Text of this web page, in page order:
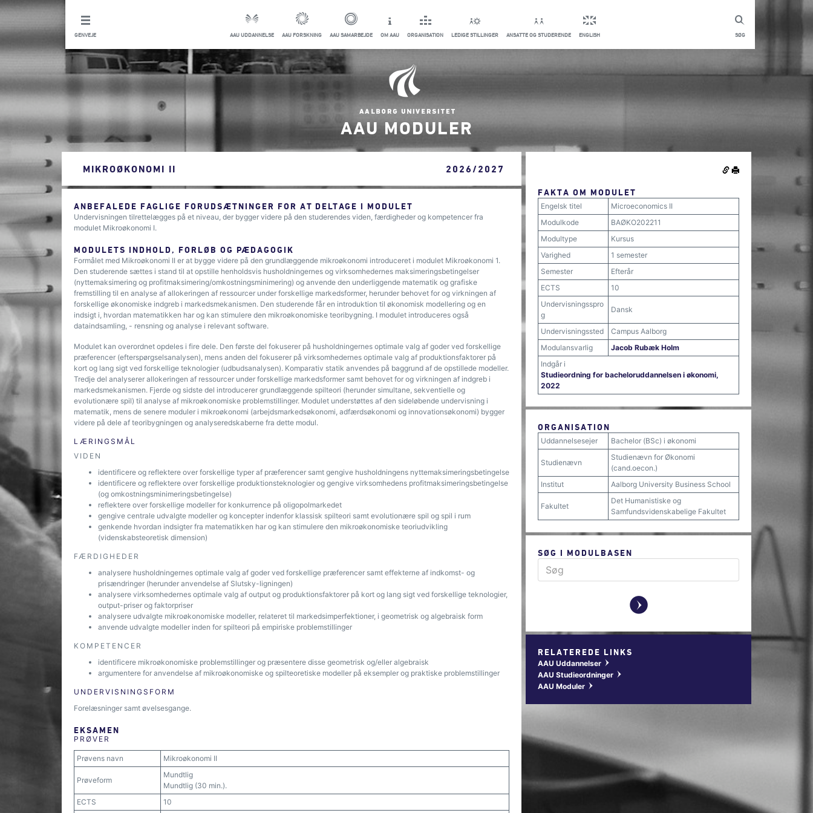
SØG
GENVEJE AAU UDDANNELSE AAU FORSKNING AAU SAMARBEJDE OM AAU ORGANISATION LEDIGE STILLINGER ANSATTE OG STUDERENDE ENGLISH
AAU MODULER
MIKROØKONOMI II 2026/2027
ANBEFALEDE FAGLIGE FORUDSÆTNINGER FOR AT DELTAGE I MODULET
Undervisningen tilrettelægges på et niveau, der bygger videre på den studerendes viden, færdigheder og kompetencer fra
modulet Mikroøkonomi I.
MODULETS INDHOLD, FORLØB OG PÆDAGOGIK
Formålet med Mikroøkonomi II er at bygge videre på den grundlæggende mikroøkonomi introduceret i modulet Mikroøkonomi 1.
Den studerende sættes i stand til at opstille henholdsvis husholdningernes og virksomhedernes maksimeringsbetingelser
(nyttemaksimering og profitmaksimering/omkostningsminimering) og anvende den underliggende matematik og grafiske
fremstilling til en analyse af allokeringen af ressourcer under forskellige markedsformer, herunder behovet for og virkningen af
forskellige økonomiske indgreb i markedsmekanismen. Den studerende får en introduktion til økonomisk modellering og en
indsigt i, hvordan matematikken har og kan stimulere den mikroøkonomiske teoribygning. I modulet introduceres også
dataindsamling, - rensning og analyse i relevant software.
Modulet kan overordnet opdeles i fire dele. Den første del fokuserer på husholdningernes optimale valg af goder ved forskellige
præferencer (efterspørgselsanalysen), mens anden del fokuserer på virksomhedernes optimale valg af produktionsfaktorer på
kort og lang sigt ved forskellige teknologier (udbudsanalysen). Komparativ statik anvendes på baggrund af de opstillede modeller.
Tredje del analyserer allokeringen af ressourcer under forskellige markedsformer samt behovet for og virkningen af indgreb i
markedsmekanismen. Fjerde og sidste del introducerer grundlæggende spilteori (herunder simultane, sekventielle og
evolutionære spil) til analyse af mikroøkonomiske problemstillinger. Modulet understøttes af den sideløbende undervisning i
matematik, mens de senere moduler i mikroøkonomi (arbejdsmarkedsøkonomi, adfærdsøkonomi og innovationsøkonomi) bygger
videre på dele af teoribygningen og analyseredskaberne fra dette modul.
LÆRINGSMÅL
VIDEN
identificere og reflektere over forskellige typer af præferencer samt gengive husholdningens nyttemaksimeringsbetingelse
identificere og reflektere over forskellige produktionsteknologier og gengive virksomhedens profitmaksimeringsbetingelse
(og omkostningsminimeringsbetingelse)
reflektere over forskellige modeller for konkurrence på oligopolmarkedet
gengive centrale udvalgte modeller og koncepter indenfor klassisk spilteori samt evolutionære spil og spil i rum
genkende hvordan indsigter fra matematikken har og kan stimulere den mikroøkonomiske teoriudvikling
(videnskabsteoretisk dimension)
FÆRDIGHEDER
analysere husholdningernes optimale valg af goder ved forskellige præferencer samt effekterne af indkomst- og
prisændringer (herunder anvendelse af Slutsky-ligningen)
analysere virksomhedernes optimale valg af output og produktionsfaktorer på kort og lang sigt ved forskellige teknologier,
output-priser og faktorpriser
analysere udvalgte mikroøkonomiske modeller, relateret til markedsimperfektioner, i geometrisk og algebraisk form
anvende udvalgte modeller inden for spilteori på empiriske problemstillinger
KOMPETENCER
identificere mikroøkonomiske problemstillinger og præsentere disse geometrisk og/eller algebraisk
argumentere for anvendelse af mikroøkonomiske og spilteoretiske modeller på eksempler og praktiske problemstillinger
UNDERVISNINGSFORM
Forelæsninger samt øvelsesgange.
EKSAMEN
PRØVER
Prøvens navn Mikroøkonomi II
Prøveform
Mundtlig
Mundtlig (30 min.).
ECTS
10
FAKTA OM MODULET
Engelsk titel
Microeconomics II
Modulkode
BAØKO202211
Modultype
Kursus
Varighed
1 semester
Semester
Efterår
ECTS
10
Undervisningsspro
g
Dansk
Undervisningssted
Campus Aalborg
Modulansvarlig
Jacob Rubæk Holm
Indgår i
Studieordning for bacheloruddannelsen i økonomi,
2022
ORGANISATION
Uddannelsesejer Bachelor (BSc) i økonomi
Studienævn
Studienævn for Økonomi
(cand.oecon.)
Institut
Aalborg University Business School
Fakultet
Det Humanistiske og
Samfundsvidenskabelige Fakultet
SØG I MODULBASEN
y
RELATEREDE LINKS
AAU Uddannelser w
AAU Studieordninger w
AAU Moduler w